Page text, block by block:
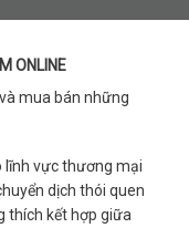
ONLINE
mua bán những
lĩnh vực thương mại
dịch thói quen
thích kết hợp giữa